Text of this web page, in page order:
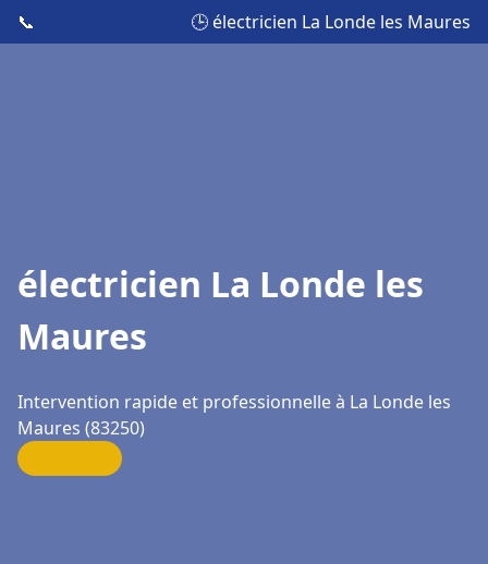
📞 🕒 électricien La Londe les Maures
électricien La Londe les
Maures
Intervention rapide et professionnelle à La Londe les
Maures (83250)